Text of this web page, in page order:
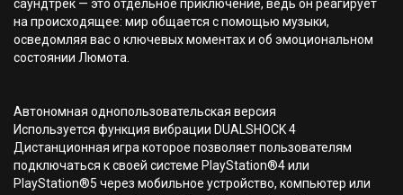
саундтрек — это отдельное приключение, ведь он реагирует
на происходящее: мир общается с помощью музыки,
осведомляя вас о ключевых моментах и об эмоциональном
состоянии Люмота.
Автономная однопользовательская версия
Используется функция вибрации DUALSHOCK 4
Дистанционная игра которое позволяет пользователям
подключаться к своей системе PlayStation®4 или
PlayStation®5 через мобильное устройство, компьютер или